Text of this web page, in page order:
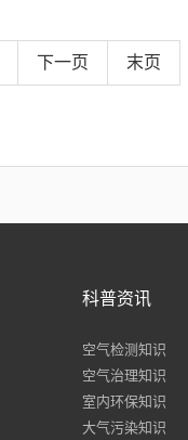
下一页 末页
科普资讯
空气检测知识
空气治理知识
室内环保知识
大气污染知识